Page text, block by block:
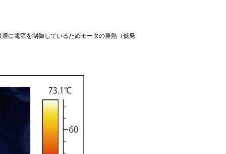
に電流を制御しているためモータの発熱（低発